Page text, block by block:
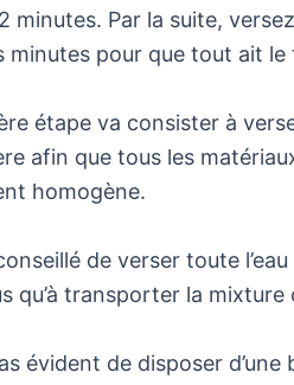
minutes. Par la suite,
minutes pour que tout ait
étape va consister à
afin que tous les
homogène.
de verser toute
qu’à transporter la
évident de disposer